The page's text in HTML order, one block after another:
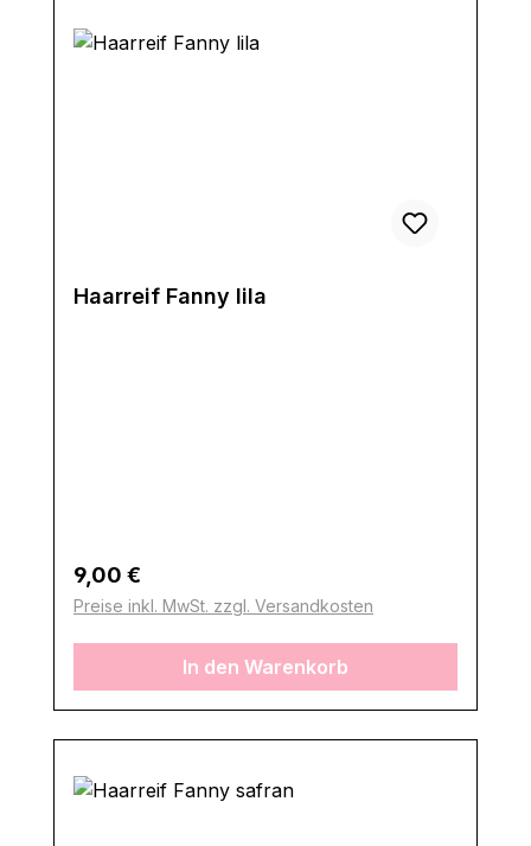
Haarreif Fanny lila
Regulärer Preis:
9,00 €
Preise inkl. MwSt. zzgl. Versandkosten
In den Warenkorb